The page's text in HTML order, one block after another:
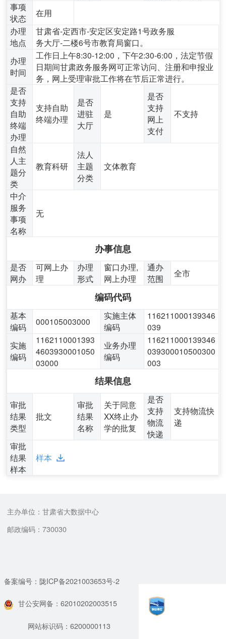
事项
状态
在用
办理
地点
甘肃省-定西市-安定区安定路1号政务服
务大厅-二楼6号市教育局窗口。
办理
时间
工作日上午8:30-12:00，下午2:30-6:00，法定节假
日期间甘肃政务服务网可正常访问、注册和申报业
务，网上受理审批工作将在节后正常进行。
是否
支持
自助
终端
办理
支持自助
终端办理
是否
进驻
大厅
是
是否
支持
网上
支付
不支持
自然
人主
题分
类
教育科研
法人
主题
分类
文体教育
中介
服务
事项
名称
无
办事信息
是否
网办
可网上办
理
办理
形式
窗口办理,
网上办理
通办
范围
全市
编码代码
基本
编码
000105003000
实施主体
编码
116211000139346
039
实施
编码
1162110001393
4603930001050
03000
业务办理
编码
116211000139346
039300010500300
003
结果信息
审批
结果
类型
批文
审批
结果
名称
关于同意
XX终止办
学的批复
是否
支持
物流
快递
支持物流快
递
审批
结果
样本
样本
主办单位：甘肃省大数据中心
邮政编码：730030
备案编号：陇ICP备2021003653号-2
甘公安网备：62010202003515
网站标识码：6200000113